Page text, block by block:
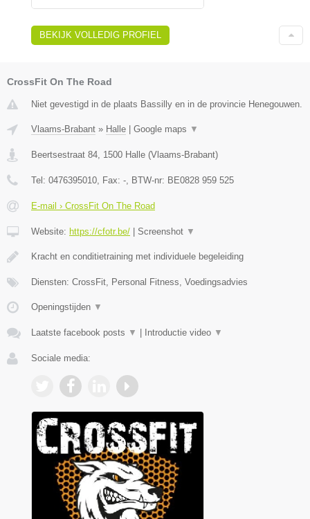
BEKIJK VOLLEDIG PROFIEL
CrossFit On The Road
Niet gevestigd in de plaats Bassilly en in de provincie Henegouwen.
Vlaams-Brabant » Halle Google maps ▼
Beertsestraat 84, 1500 Halle (Vlaams-Brabant)
Tel: 0476395010, Fax: -, BTW-nr: BE0828 959 525
E-mail › CrossFit On The Road
Website: https://cfotr.be/ Screenshot ▼
Kracht en conditietraining met individuele begeleiding
Diensten: CrossFit, Personal Fitness, Voedingsadvies
Openingstijden ▼
Laatste facebook posts ▼ Introductie video ▼
Sociale media: